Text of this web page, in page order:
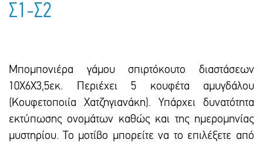
Σ1-Σ2
Μπομπονιέρα γάμου σπιρτόκουτο διαστάσεων
10Χ6Χ3,5εκ. Περιέχει 5 κουφέτα αμυγδάλου
(Κουφετοποιία Χατζηγιανάκη). Υπάρχει δυνατότητα
εκτύπωσης ονομάτων καθώς και της ημερομηνίας
μυστηρίου. Το μοτίβο μπορείτε να το επιλέξετε από